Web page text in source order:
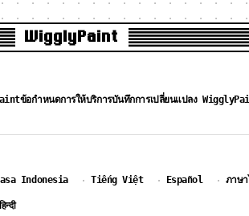
WigglyPaint
ข้อกำหนดการให้บริการบันทึกการเปลี่ยนแปลง
Indonesia · Tiếng Việt · Español · ภาษ